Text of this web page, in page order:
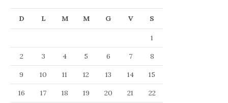
D L M M G V S
1
2
3 4 5 6 7
8
9
10 11 12 13 14
15
16
17 18 19 20 21
22